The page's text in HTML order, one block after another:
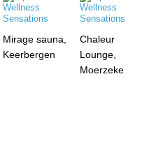
Mirage sauna,
Keerbergen
Chaleur
Lounge,
Moerzeke